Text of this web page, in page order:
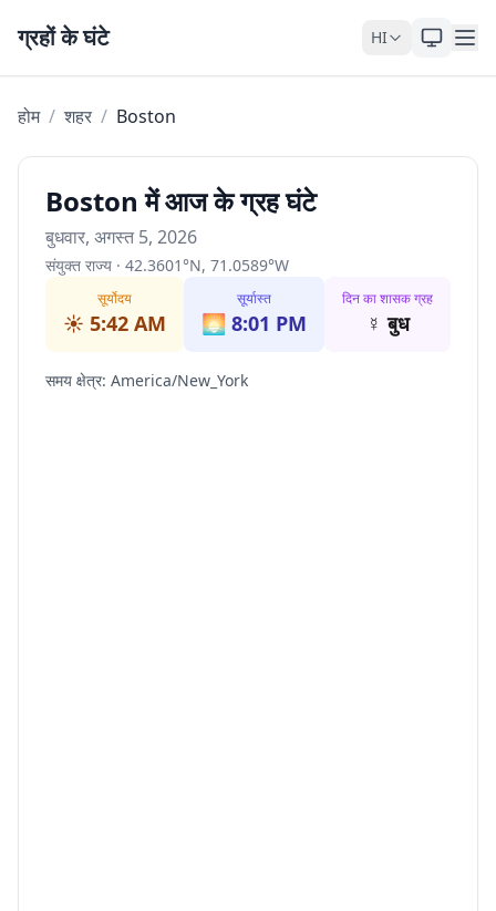
Skip to content
ग्रहों के घंटे HI
होम / शहर / Boston
Boston में आज के ग्रह घंटे
बुधवार, अगस्त 5, 2026
संयुक्त राज्य · 42.3601°N, 71.0589°W
सूर्योदय
☀️ 5:42 AM
सूर्यास्त
🌅 8:01 PM
दिन का शासक ग्रह
☿ बुध
समय क्षेत्र: America/New_York